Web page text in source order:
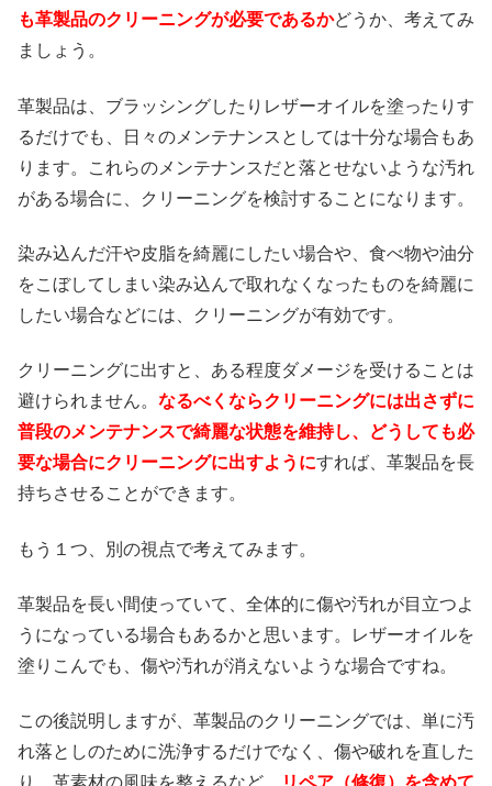
も革製品のクリーニングが必要であるかどうか、考えてみ
ましょう。
革製品は、ブラッシングしたりレザーオイルを塗ったりす
るだけでも、日々のメンテナンスとしては十分な場合もあ
ります。これらのメンテナンスだと落とせないような汚れ
がある場合に、クリーニングを検討することになります。
染み込んだ汗や皮脂を綺麗にしたい場合や、食べ物や油分
をこぼしてしまい染み込んで取れなくなったものを綺麗に
したい場合などには、クリーニングが有効です。
クリーニングに出すと、ある程度ダメージを受けることは
避けられません。 なるべくならクリーニングには出さずに
普段のメンテナンスで綺麗な状態を維持し、どうしても必
要な場合にクリーニングに出すようにすれば、革製品を長
持ちさせることができます。
もう１つ、別の視点で考えてみます。
革製品を長い間使っていて、全体的に傷や汚れが目立つよ
うになっている場合もあるかと思います。レザーオイルを
塗りこんでも、傷や汚れが消えないような場合ですね。
この後説明しますが、革製品のクリーニングでは、単に汚
れ落としのために洗浄するだけでなく、傷や破れを直した